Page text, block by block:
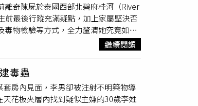
奇陳屍於泰國西部北碧府桂河（River
前最後行蹤充滿疑點，加上家屬堅決否
物檢驗等方式，全力釐清她究竟如何
Mirror》與《The Sun》等外媒報
叫車服務前往距離曼谷約120公里的北
近來回走動、四處張望，似乎正在等
一名漁民在桂河發現一具女性遺體漂
身上沒有明顯遭毆打或攻擊的外傷，
否與死亡原因存在關聯。由於現場沒
繼續閱讀
毒蟲
房內見面，李男卻被注射不明藥物導
花板夾層內找到疑似主嫌的30歲李姓